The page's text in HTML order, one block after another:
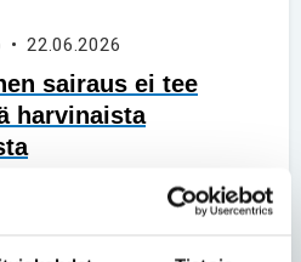
• 22.06.2026
sairaus ei tee
harvinaista